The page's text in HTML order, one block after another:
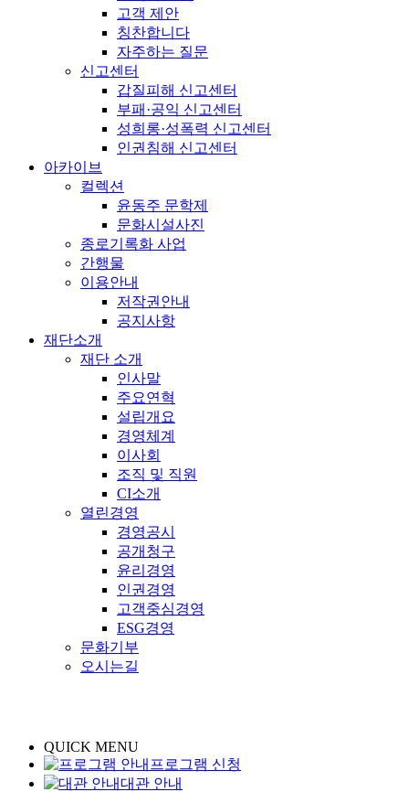
고객 제안
칭찬합니다
자주하는 질문
신고센터
갑질피해 신고센터
부패·공익 신고센터
성희롱·성폭력 신고센터
인권침해 신고센터
아카이브
컬렉션
윤동주 문학제
문화시설사진
종로기록화 사업
간행물
이용안내
저작권안내
공지사항
재단소개
재단 소개
인사말
주요연혁
설립개요
경영체계
이사회
조직 및 직원
CI소개
열린경영
경영공시
공개청구
윤리경영
인권경영
고객중심경영
ESG경영
문화기부
오시는길
QUICK MENU
프로그램 신청
대관 안내